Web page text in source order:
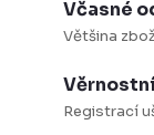
Včasné
Většina
Registrací